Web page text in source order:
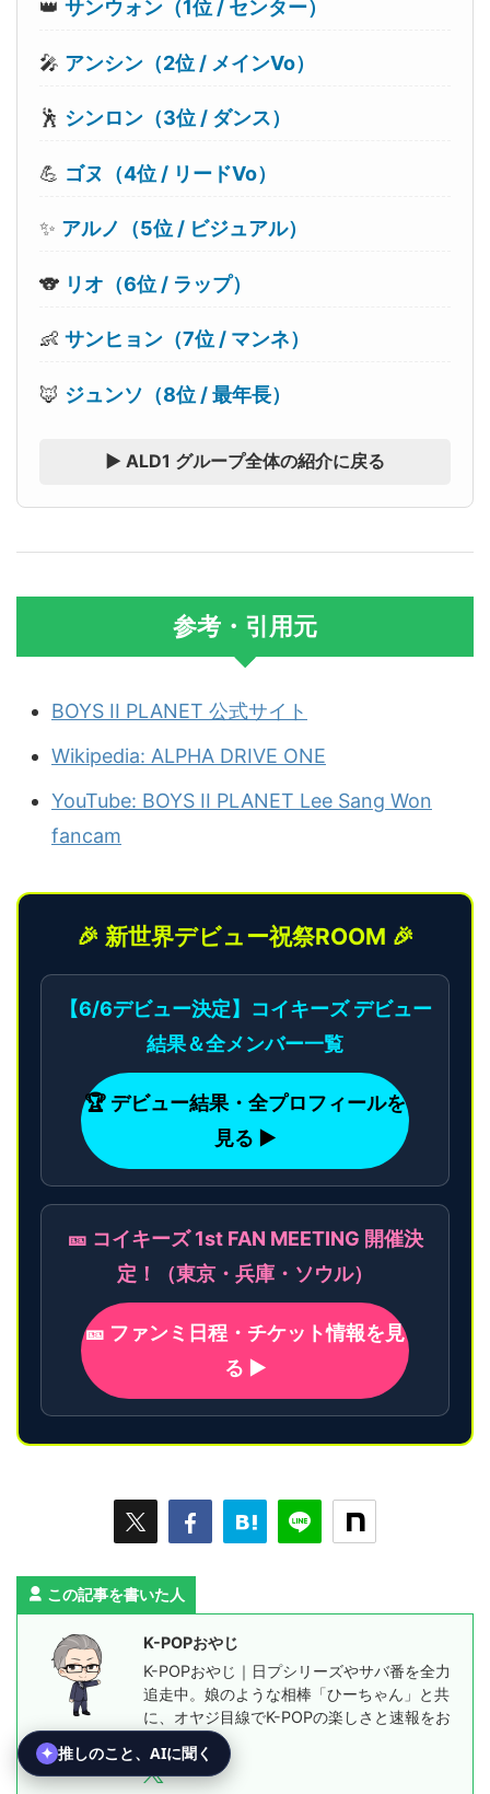
👑 サンウォン（1位 / センター）
🎤 アンシン（2位 / メインVo）
🕺 シンロン（3位 / ダンス）
💪 ゴヌ（4位 / リードVo）
✨ アルノ（5位 / ビジュアル）
🐨 リオ（6位 / ラップ）
👶 サンヒョン（7位 / マンネ）
🦊 ジュンソ（8位 / 最年長）
▶ ALD1 グループ全体の紹介に戻る
参考・引用元
BOYS II PLANET 公式サイト
Wikipedia: ALPHA DRIVE ONE
YouTube: BOYS II PLANET Lee Sang Won
fancam
🎉 新世界デビュー祝祭ROOM 🎉
【6/6デビュー決定】コイキーズ デビュー
結果＆全メンバー一覧
🏆 デビュー結果・全プロフィールを
見る ▶
🎫 コイキーズ 1st FAN MEETING 開催決
定！（東京・兵庫・ソウル）
🎫 ファンミ日程・チケット情報を見
る ▶
この記事を書いた人
K-POPおやじ
K-POPおやじ｜日プシリーズやサバ番を全力
追走中。娘のような相棒「ひーちゃん」と共
に、オヤジ目線でK-POPの楽しさと速報をお
届けします。